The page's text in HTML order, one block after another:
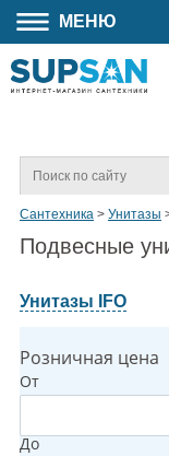
МЕНЮ
Сантехника > Унитазы
Подвесные
Унитазы IFO
Розничная цена
От
До